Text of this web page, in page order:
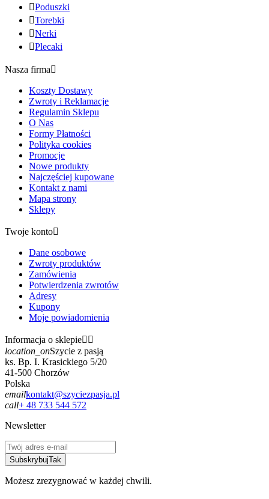
Poduszki
Torebki
Nerki
Plecaki
Nasza firma
Koszty Dostawy
Zwroty i Reklamacje
Regulamin Sklepu
O Nas
Formy Płatności
Polityka cookies
Promocje
Nowe produkty
Najczęściej kupowane
Kontakt z nami
Mapa strony
Sklepy
Twoje konto
Dane osobowe
Zwroty produktów
Zamówienia
Potwierdzenia zwrotów
Adresy
Kupony
Moje powiadomienia
Informacja o sklepie 
location_onSzycie z pasją
ks. Bp. I. Krasickiego 5/20
41-500 Chorzów
Polska
emailkontakt@szyciezpasja.pl
call+ 48 733 544 572
Newsletter
SubskrybujTak
Możesz zrezygnować w każdej chwili.